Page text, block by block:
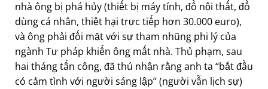
nhà ông bị phá hủy (thiết bị máy tính, đồ nội thất, đồ
dùng cá nhân, thiệt hại trực tiếp hơn 30.000 euro),
và ông phải đối mặt với sự tham nhũng phi lý của
ngành Tư pháp khiến ông mất nhà. Thủ phạm, sau
hai tháng tấn công, đã thú nhận rằng anh ta bắt đầu
có cảm tình với người sáng lập (người vẫn lịch sự)